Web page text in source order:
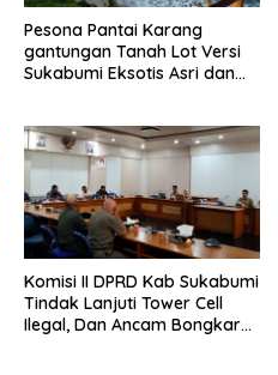
Pesona Pantai Karang
gantungan Tanah Lot Versi
Sukabumi Eksotis Asri dan
Komisi II DPRD Kab Sukabumi
Tindak Lanjuti Tower Cell
Ilegal, Dan Ancam Bongkar